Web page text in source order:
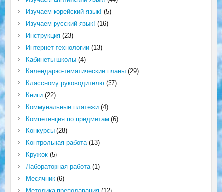
Изучаем корейский язык! (5)
Изучаем русский язык! (16)
Инструкция(23)
Интернет технологии(13)
Кабинеты школы(4)
Календарно-тематические планы(29)
Классному руководителю(37)
Книги(22)
Коммунальные платежи(4)
Компетенция по предметам (6)
Конкурсы(28)
Контрольная работа(13)
Кружок(5)
Лабораторная работа(1)
Месячник(6)
Методика преподавания(12)